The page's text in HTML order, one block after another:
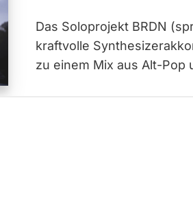
Das Soloprojekt BRDN
kraftvolle
zu einem Mix aus Alt-Pop